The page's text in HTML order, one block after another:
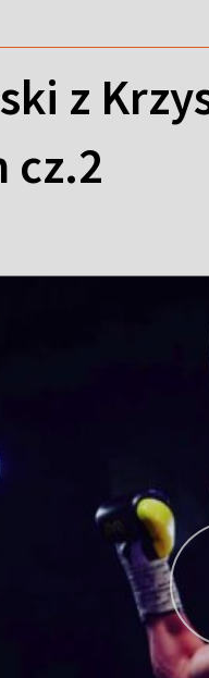
z
cz.2